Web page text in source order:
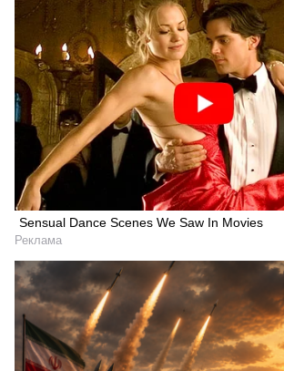
Sensual Dance Scenes We Saw In Movies
Реклама